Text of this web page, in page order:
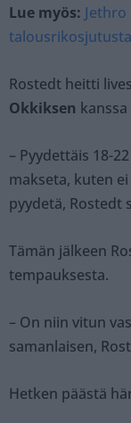
Lue myös:
Rostedt heitti
Okkiksen
– Pyydettäis 18-
makseta, kuten
pyydetä, Rostedt
Tämän jälkeen
tempauksesta.
– On niin vitun
samanlaisen,
Hetken päästä